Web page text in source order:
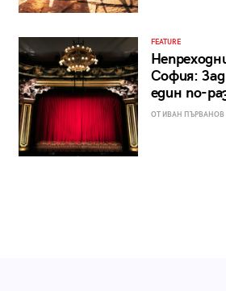
FEATURE
София:
един по-
ОТ ИВАН ПЪРВАНОВ